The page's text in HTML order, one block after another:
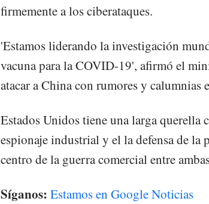
firmemente a los ciberataques.
'Estamos liderando la investigación
vacuna para la COVID-19', afirmó el
atacar a China con rumores y calumnias
Estados Unidos tiene una larga querella
espionaje industrial y el la defensa de la
centro de la guerra comercial entre
Síganos: Estamos en Google Noticias